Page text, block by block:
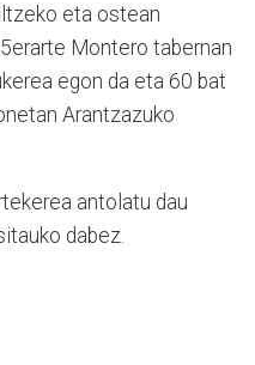
eta ostean
Montero tabernan
egon da eta 60 bat
Arantzazuko
antolatu dau
dabez.